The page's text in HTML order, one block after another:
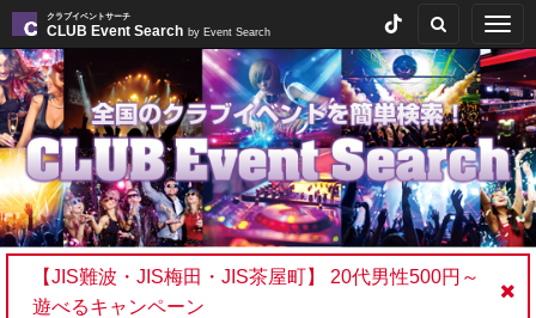
クラブイベントサーチ
CLUB Event Search by Event Search
【JIS難波・JIS梅田・JIS茶屋町】 20代男性500円～
遊べるキャンペーン